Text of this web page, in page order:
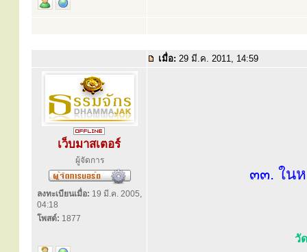
เมื่อ: 29 มี.ค. 2011, 14:59
เว็บมาสเตอร์
ผู้จัดการ
ลงทะเบียนเมื่อ: 19 มี.ค. 2005,
04:18
โพสต์: 1877
๓๓. ใน
วั